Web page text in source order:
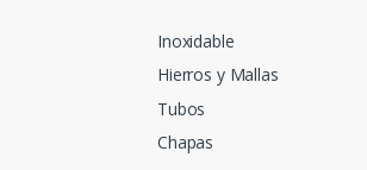
Inoxidable
Hierros y Mallas
Tubos
Chapas